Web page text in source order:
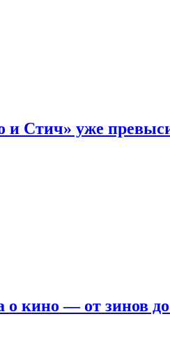
Стич» уже
кино — от зинов